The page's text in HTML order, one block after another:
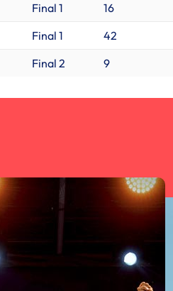
Final 1 16
Final 1 42
Final 2 9